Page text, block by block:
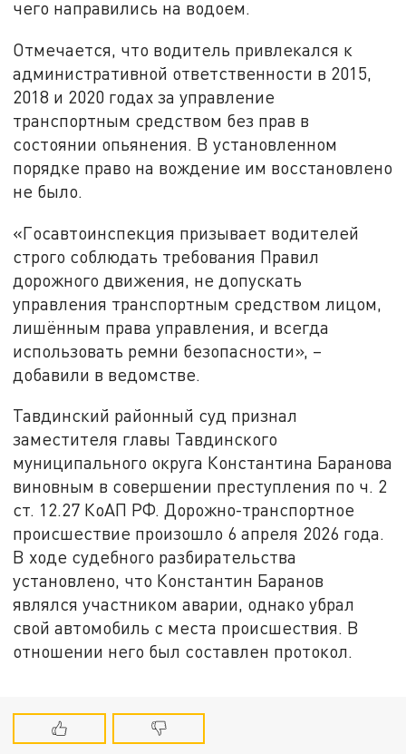
чего направились на водоем.
Отмечается, что водитель привлекался к
административной ответственности в 2015,
2018 и 2020 годах за управление
транспортным средством без прав в
состоянии опьянения. В установленном
порядке право на вождение им восстановлено
не было.
«Госавтоинспекция призывает водителей
строго соблюдать требования Правил
дорожного движения, не допускать
управления транспортным средством лицом,
лишённым права управления, и всегда
использовать ремни безопасности», –
добавили в ведомстве.
Тавдинский районный суд признал
заместителя главы Тавдинского
муниципального округа Константина Баранова
виновным в совершении преступления по ч. 2
ст. 12.27 КоАП РФ. Дорожно-транспортное
происшествие произошло 6 апреля 2026 года.
В ходе судебного разбирательства
установлено, что Константин Баранов
являлся участником аварии, однако убрал
свой автомобиль с места происшествия. В
отношении него был составлен протокол.